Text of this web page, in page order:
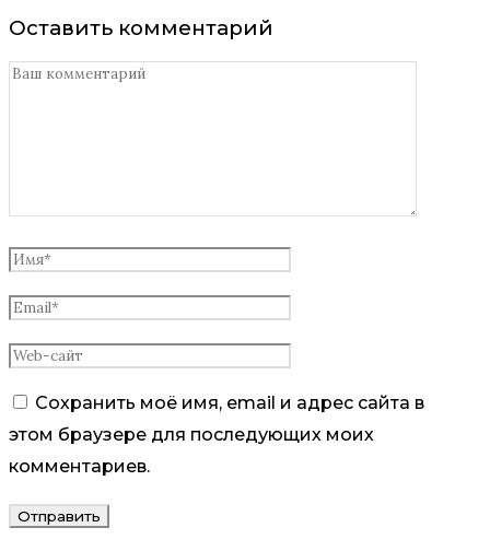
Оставить комментарий
Сохранить моё имя, email и адрес сайта в
этом браузере для последующих моих
комментариев.